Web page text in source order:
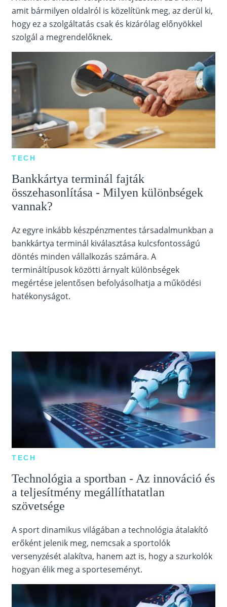
amit bármilyen oldalról is közelítünk meg, az derül ki,
hogy ez a szolgáltatás csak és kizárólag előnyökkel
szolgál a megrendelőknek.
TECH
Bankkártya terminál fajták
összehasonlítása - Milyen különbségek
vannak?
Az egyre inkább készpénzmentes társadalmunkban a
bankkártya terminál kiválasztása kulcsfontosságú
döntés minden vállalkozás számára. A
termináltípusok közötti árnyalt különbségek
megértése jelentősen befolyásolhatja a működési
hatékonyságot.
TECH
Technológia a sportban - Az innováció és
a teljesítmény megállíthatatlan
szövetsége
A sport dinamikus világában a technológia átalakító
erőként jelenik meg, nemcsak a sportolók
versenyzését alakítva, hanem azt is, hogy a szurkolók
hogyan élik meg a sporteseményt.